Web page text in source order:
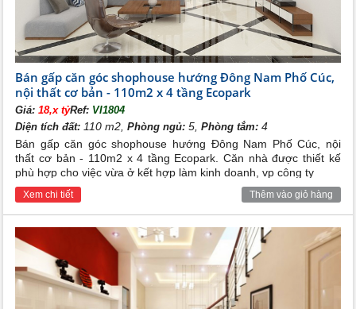
Bán gấp căn góc shophouse hướng Đông Nam Phố Cúc,
nội thất cơ bản - 110m2 x 4 tầng Ecopark
Giá:18,x tỷRef: VI1804
Diện tích đất: 110 m2,Phòng ngủ: 5,Phòng tắm: 4
Bán gấp căn góc shophouse hướng Đông Nam Phố Cúc, nội
thất cơ bản - 110m2 x 4 tầng Ecopark. Căn nhà được thiết kế
phù hợp cho việc vừa ở kết hợp làm kinh doanh, vp công ty
Xem chi tiết Thêm vào giỏ hàng